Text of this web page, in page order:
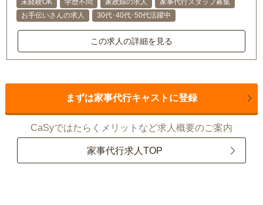
未経験OK
学歴不問 家政婦の求人
家事代行スタッフ募集
お手伝いさんの求人
30代･40代･50代活躍中
この求人の詳細を見る
まずは家事代行キャストに登録
CaSyではたらくメリットなど求人概要のご案内
家事代行求人TOP